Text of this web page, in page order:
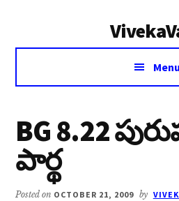
Voice
Vivekananda
Menu
BG 8.22
పార్థ
Posted on OCTOBER 21, 2009 by